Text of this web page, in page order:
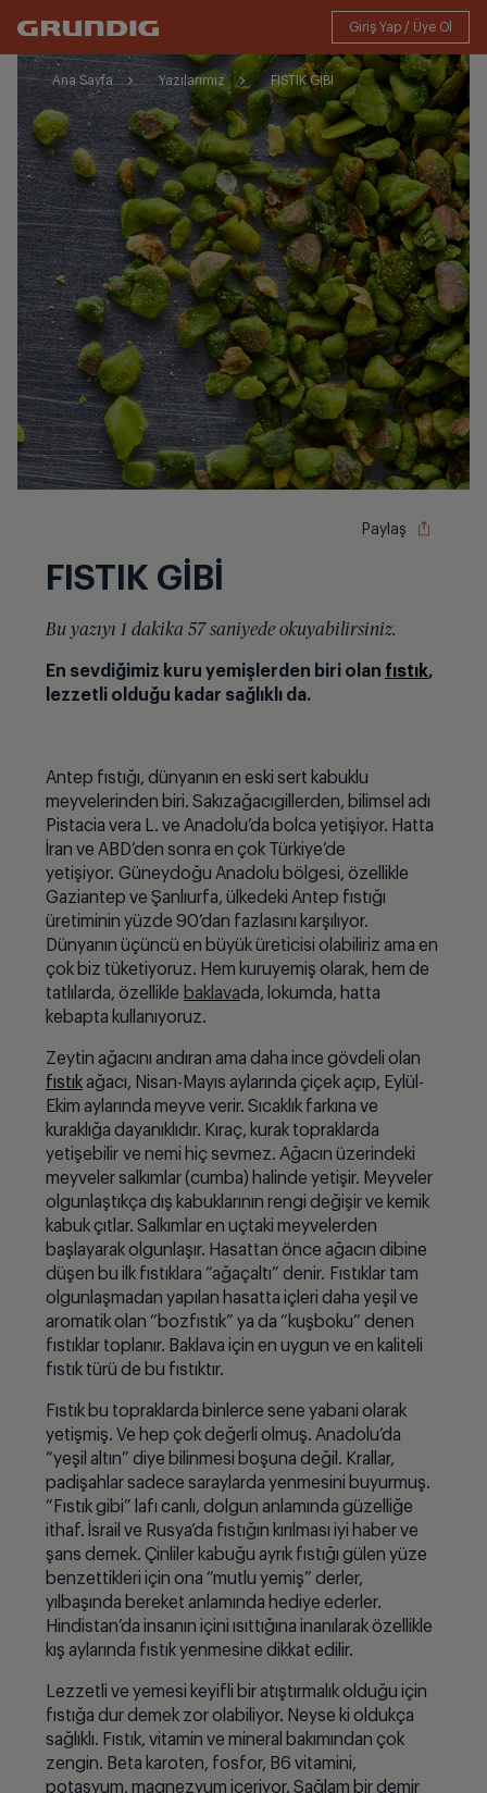
Ana Sayfa Yazılarımız FISTIK GİBİ
Paylaş
FISTIK GİBİ
Bu yazıyı 1 dakika 57 saniyede okuyabilirsiniz.
En sevdiğimiz kuru yemişlerden biri olan fıstık,
lezzetli olduğu kadar sağlıklı da.
Antep fıstığı, dünyanın en eski sert kabuklu
meyvelerinden biri. Sakızağacıgillerden, bilimsel adı
Pistacia vera L. ve Anadolu’da bolca yetişiyor. Hatta
İran ve ABD’den sonra en çok T ürkiye’de
yetişiyor. Güneydoğu Anadolu bö lgesi, özellikle
Gaziantep ve Şanlıurfa, ülkedeki Antep fıstığı
üretiminin yüzde 90’dan fazlasını karşılıyor.
Dünyanın üçüncü en büyük üreticisi olabiliriz ama en
çok biz tüketiyoruz. Hem kuruyemiş olarak, hem de
tatlılarda, özellikle baklavada, lokumda, hatta
kebapta kullanıyoruz.
Zeytin ağacını andıran ama daha ince gövdeli olan
fıstıkağacı, Nisan-Mayıs aylarında çiçek açıp, Eylül-
Ekim aylarında meyve verir. Sıcaklık farkına ve
kuraklığa dayanıklıdır. Kıraç, kurak topraklarda
yetişebilir ve nemi hiç sevmez. Ağacın üzerindeki
meyveler salkımlar (cumba) halinde yetişir. Meyveler
olgunlaştıkça dış kabuklarının rengi değişir ve kemik
kabuk çıtlar. Salkımlar en uçtaki meyvelerden
başlayarak olgunlaşır. Hasattan önce ağacın dibine
düşen bu ilk fıstıklara “ağaçaltı” denir. Fıstıklar tam
olgunlaşmadan yapılan hasatta içleri daha yeşil ve
aromatik olan “bozfıstık” ya da “kuşboku” denen
fıstıklar toplanır. Baklava için en uygun ve en kaliteli
fıstık türü de bu fıstıktır.
Fıstık bu topraklarda binlerce sene yabani olarak
yetişmiş. Ve hep çok değerli olmuş. Anadolu’da
“yeşil altın” diye bilinmesi boşuna değil. Krallar,
padişahlar sadece saraylarda yenmesini buyurmuş.
“Fıstık gibi” lafı canlı, dolgun anlamında güzelliğe
ithaf. İsrail ve Rusya’da fıstığın kırılması iyi haber ve
şans demek. Çinliler kabuğu ayrık fıstığı gülen yüze
benzettikleri için ona “mutlu yemiş” derler,
yılbaşında bereket anlamında hediye ederler.
Hindistan’da insanın içini ısıttığına inanılaraközellikle
kış aylarında fıstık yenmesine dikkat edilir.
Lezzetli ve yemesi keyifli bir atıştırmalık olduğu için
fıstığa dur demek zor olabiliyor. Neyse ki oldukça
sağlıklı. Fıstık, vitamin ve mineral bakımından çok
zengin. Beta karoten, fosfor, B6 vitamini,
potasyum, magnezyum içeriyor. Sağlam bir demir